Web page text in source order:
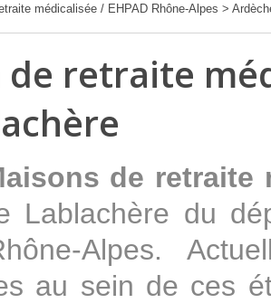
médicalisée / EHPAD Rhône-Alpes >
de retraite
de retraite
Lablachère du
Alpes.
au sein de ces